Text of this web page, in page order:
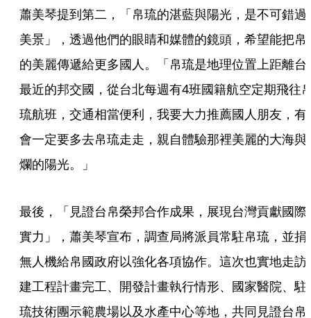
蕭美琴提到第二，「帛琉的湛藍與陽光，是不可錯過
美景」，透過他們的眼睛和媒體的鏡頭，希望能把帛
的美麗傳遞給更多國人。「帛琉是地理位置上距離台
最近的邦交國，從台北每週有4班國籍航空定期飛往
琉航班，交通相當便利，我要大力推薦國人朋友，有
會一定要多去帛琉走走，親自體驗那裡美麗的大海與
爛的陽光。」
最後，「見證台帛榮邦合作成果，展現台灣貢獻國際
實力」，蕭美琴宣布，調查局將派員常駐帛琉，並捐
無人機給帛國政府以強化各項協作。這次也實地走訪
建工程計畫完工、開發計畫執行情形、國家醫院、駐
琉技術團示範農場以及水產中心等地，共同見證台帛